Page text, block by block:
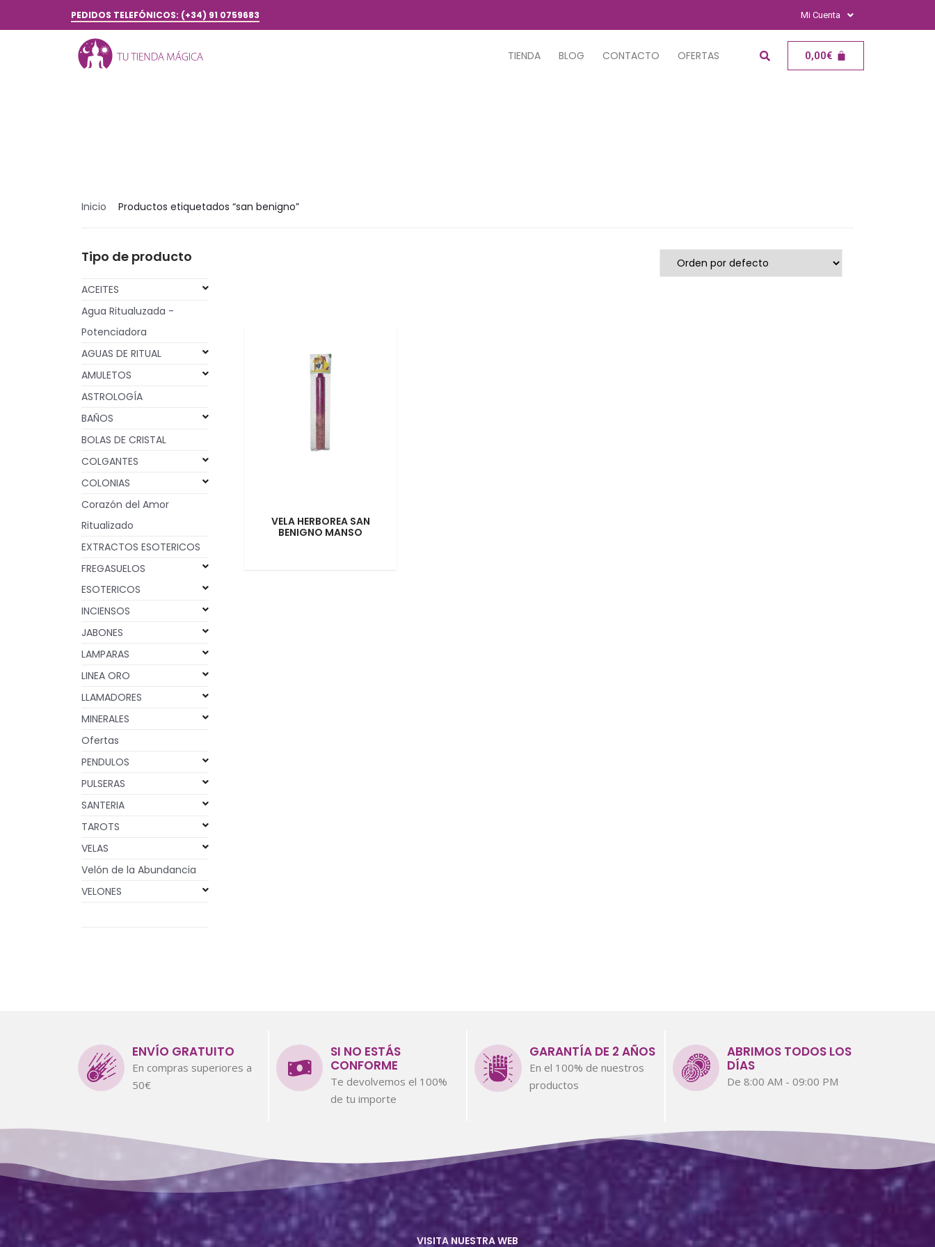
PEDIDOS TELEFÓNICOS: (+34) 91 0759683 Mi Cuenta
TIENDA BLOG CONTACTO OFERTAS 0,00€
Inicio Productos etiquetados “san benigno”
Tipo de producto
ACEITES
Agua Ritualuzada -
Potenciadora
AGUAS DE RITUAL
AMULETOS
ASTROLOGÍA
BAÑOS
BOLAS DE CRISTAL
COLGANTES
COLONIAS
Corazón del Amor
Ritualizado
EXTRACTOS ESOTERICOS
FREGASUELOS
ESOTERICOS
INCIENSOS
JABONES
LAMPARAS
LINEA ORO
LLAMADORES
MINERALES
Ofertas
PENDULOS
PULSERAS
SANTERIA
TAROTS
VELAS
Velón de la Abundancia
VELONES
VELA HERBOREA SAN
BENIGNO MANSO
ENVÍO GRATUITO
En compras superiores a
50€
SI NO ESTÁS
CONFORME
Te devolvemos el 100%
de tu importe
GARANTÍA DE 2 AÑOS
En el 100% de nuestros
productos
ABRIMOS TODOS LOS
DÍAS
De 8:00 AM - 09:00 PM
VISITA NUESTRA WEB